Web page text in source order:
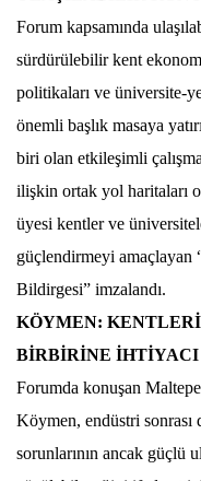
Forum kapsamında
sürdürülebilir kent
politikaları ve üniversite-
önemli başlık masaya
biri olan etkileşimli
ilişkin ortak yol haritaları
üyesi kentler ve
güçlendirmeyi
Bildirgesi” imzalandı.
KÖYMEN:
BİRBİRİNE İHTİYACI
Forumda konuşan
Köymen, endüstri
sorunlarının ancak güçlü